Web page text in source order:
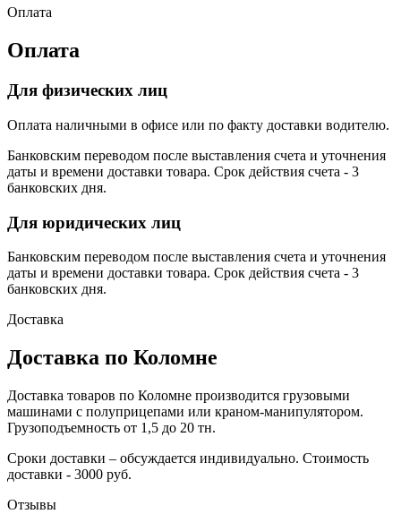
Оплата
Оплата
Для физических лиц
Оплата наличными в офисе или по факту доставки водителю.
Банковским переводом после выставления счета и уточнения
даты и времени доставки товара. Срок действия счета - 3
банковских дня.
Для юридических лиц
Банковским переводом после выставления счета и уточнения
даты и времени доставки товара. Срок действия счета - 3
банковских дня.
Доставка
Доставка по Коломне
Доставка товаров по Коломне производится грузовыми
машинами с полуприцепами или краном-манипулятором.
Грузоподъемность от 1,5 до 20 тн.
Сроки доставки – обсуждается индивидуально. Стоимость
доставки - 3000 руб.
Отзывы